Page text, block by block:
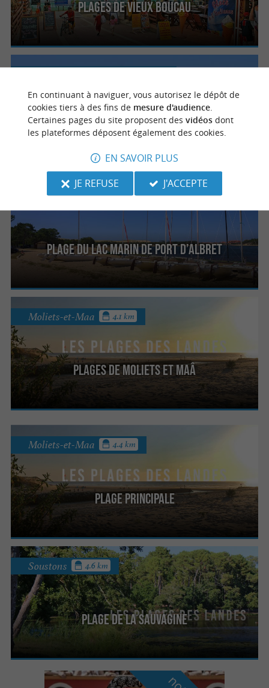
Plages de Vieux Boucau
Plage Centrale
Plage du lac Marin de Port d’Albret
Vieux-Boucau-les-Bains 4.1 km
Plages de Moliets et Maâ
Moliets-et-Maa 4.1 km
Plage Principale
Moliets-et-Maa 4.4 km
Plage de la Sauvagine
Soustons 4.6 km
En continuant à naviguer, vous autorisez le dépôt de
cookies tiers à des fins de mesure d'audience.
Certaines pages du site proposent des vidéosdont
les plateformes déposent également des cookies.
EN SAVOIR PLUS
JE REFUSE
J'ACCEPTE